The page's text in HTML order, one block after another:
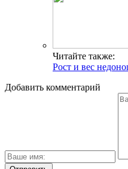
Читайте также:
Рост и вес
Добавить комментарий